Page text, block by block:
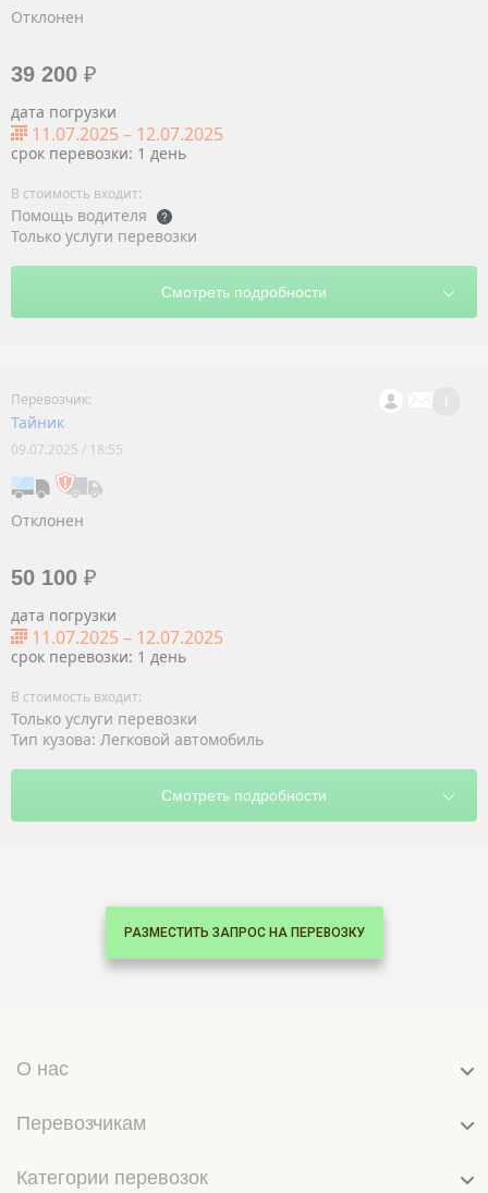
Отклонен
39 200 ₽
дата погрузки
11.07.2025– 12.07.2025
срок перевозки: 1 день
Помощь водителя
Только услуги перевозки
Тайник
09.07.2025 / 18:55
Отклонен
50 100 ₽
дата погрузки
11.07.2025– 12.07.2025
срок перевозки: 1 день
Только услуги перевозки
Тип кузова: Легковой автомобиль
1
РАЗМЕСТИТЬ ЗАПРОС НА ПЕРЕВОЗКУ
О нас
Перевозчикам
Категории перевозок